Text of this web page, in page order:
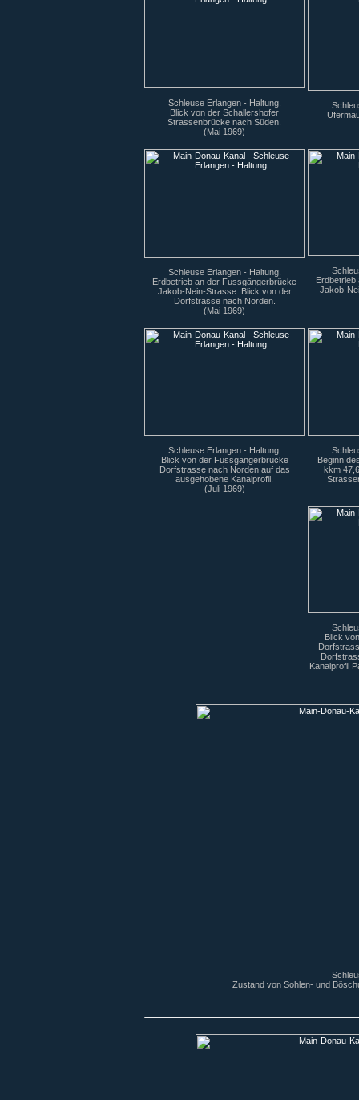
Schleuse Erlangen - Haltung.
Blick von der Schallershofer
Strassenbrücke nach Süden.
(Mai 1969)
Schleuse Erlangen - Haltung.
Erdbetrieb an der Fussgängerbrücke
Jakob-Nein-Strasse. Blick von der
Dorfstrasse nach Norden.
(Mai 1969)
Jakob-
Schleuse Erlangen - Haltung.
Blick von der Fussgängerbrücke
Dorfstrasse nach Norden auf das
ausgehobene Kanalprofil.
(Juli 1969)
Beginn
kkm
Blick
Kanalprofil
Zustand von Sohlen- und